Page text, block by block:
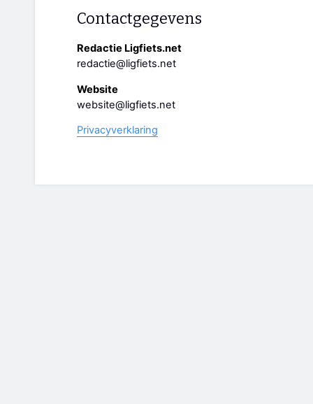
Contactgegevens
Redactie Ligfiets.net
redactie@ligfiets.net
Website
website@ligfiets.net
Privacyverklaring